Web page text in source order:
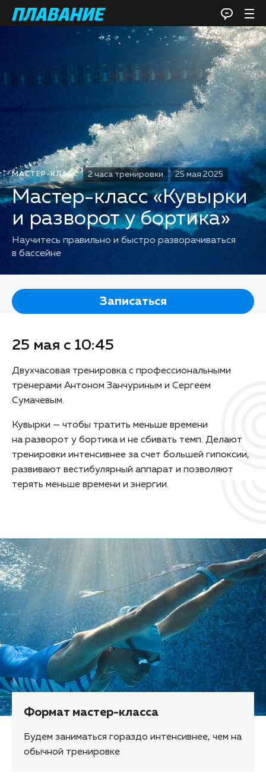
МАСТЕР-КЛАСС 2 часа тренировки 25 мая 2025
Мастер-класс «Кувырки
и разворот у бортика»
Научитесь правильно и быстро разворачиваться
в бассейне
Записаться
25 мая с 10:45
Двухчасовая тренировка с профессиональными
тренерами Антоном Занчуриным и Сергеем
Сумачевым.
Кувырки — чтобы тратить меньше времени
на разворот у бортика и не сбивать темп. Делают
тренировки интенсивнее за счет большей гипоксии,
развивают вестибулярный аппарат и позволяют
терять меньше времени и энергии.
Формат мастер-класса
Будем заниматься гораздо интенсивнее, чем на
обычной тренировке